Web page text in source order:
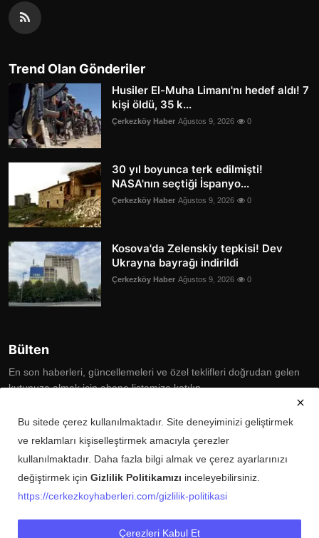
Trend Olan Gönderiler
Husiler El-Muha Limanı'nı hedef aldı! 7
kişi öldü, 35 k...
Çerkezköy Haber Ağustos 9, 2026 0
30 yıl boyunca terk edilmişti!
NASA'nın seçtiği İspanyo...
Çerkezköy Haber Ağustos 9, 2026 0
Kosova'da Zelenskiy tepkisi! Dev
Ukrayna bayrağı indirildi
Çerkezköy Haber Ağustos 9, 2026 0
Bülten
En son haberleri, güncellemeleri ve özel teklifleri doğrudan gelen
kutunuza almak için abone listemize katılın
Subscribe
Copyright © 2025 Çerkezköy Haberleri Tüm Hakları Saklıdır.
Künye Şartlar ve Koşullar Gizlilik Politikası İletişim
Bu sitede çerez kullanılmaktadır. Site deneyiminizi geliştirmek
ve reklamları kişiselleştirmek amacıyla çerezler
kullanılmaktadır. Daha fazla bilgi almak ve çerez ayarlarınızı
değiştirmek için Gizlilik Politikamızı inceleyebilirsiniz.
https://cerkezkoyhaberleri.com/gizlilik-politikasi
Çerezleri Kabul Et